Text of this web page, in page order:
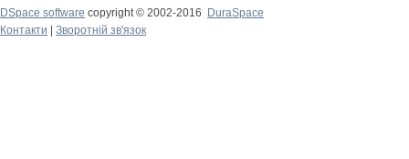
DSpace software copyright © 2002-2016
DuraSpace
Контакти
Зворотній зв'язок